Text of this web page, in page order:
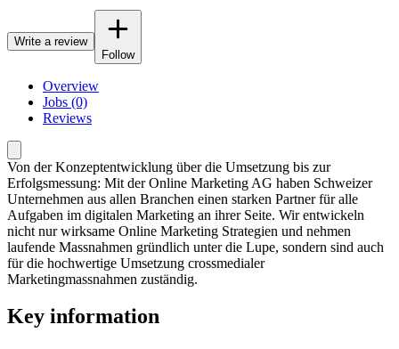
Write a review
Follow
Overview
Jobs (0)
Reviews
Von der Konzeptentwicklung über die Umsetzung bis zur
Erfolgsmessung: Mit der Online Marketing AG haben Schweizer
Unternehmen aus allen Branchen einen starken Partner für alle
Aufgaben im digitalen Marketing an ihrer Seite. Wir entwickeln
nicht nur wirksame Online Marketing Strategien und nehmen
laufende Massnahmen gründlich unter die Lupe, sondern sind auch
für die hochwertige Umsetzung crossmedialer
Marketingmassnahmen zuständig.
Key information